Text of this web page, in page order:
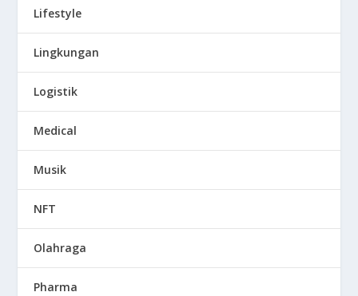
Lifestyle
Lingkungan
Logistik
Medical
Musik
NFT
Olahraga
Pharma